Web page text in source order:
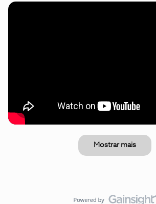
Mostrar mais